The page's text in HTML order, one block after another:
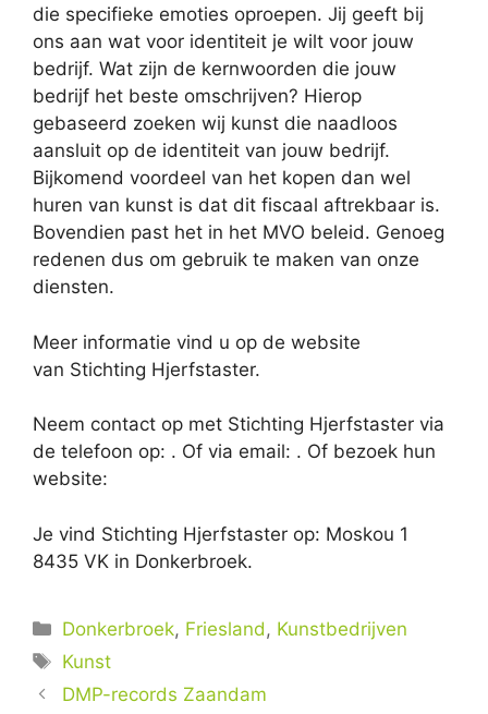
die specifieke emoties oproepen. Jij geeft bij
ons aan wat voor identiteit je wilt voor jouw
bedrijf. Wat zijn de kernwoorden die jouw
bedrijf het beste omschrijven? Hierop
gebaseerd zoeken wij kunst die naadloos
aansluit op de identiteit van jouw bedrijf.
Bijkomend voordeel van het kopen dan wel
huren van kunst is dat dit fiscaal aftrekbaar is.
Bovendien past het in het MVO beleid. Genoeg
redenen dus om gebruik te maken van onze
diensten.
Meer informatie vind u op de website
van Stichting Hjerfstaster.
Neem contact op met Stichting Hjerfstaster via
de telefoon op: . Of via email: . Of bezoek hun
website:
Je vind Stichting Hjerfstaster op: Moskou 1
8435 VK in Donkerbroek.
Categorieën
Donkerbroek, Friesland , Kunstbedrijven
Tags
Kunst
DMP-records Zaandam